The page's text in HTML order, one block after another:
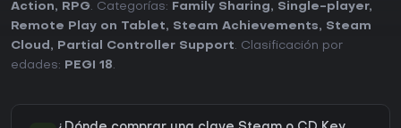
Action, RPG. Categorías: Family Sharing, Single-player,
Remote Play on Tablet, Steam Achievements, Steam
Cloud , Partial Controller Support. Clasificación por
edades:
PEGI 18.